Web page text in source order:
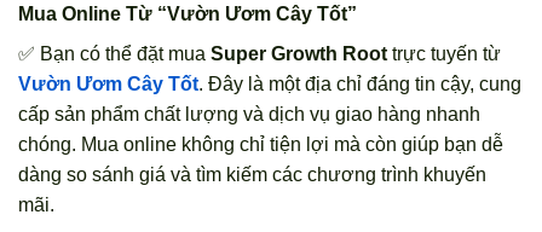
Mua Online Từ “Vườn Ươm Cây Tốt”
✅ Bạn có thể đặt mua Super Growth Root trực tuyến từ
Vườn Ươm Cây Tốt. Đây là một địa chỉ đáng tin cậy, cung
cấp sản phẩm chất lượng và dịch vụ giao hàng nhanh
chóng. Mua online không chỉ tiện lợi mà còn giúp bạn dễ
dàng so sánh giá và tìm kiếm các chương trình khuyến
mãi.